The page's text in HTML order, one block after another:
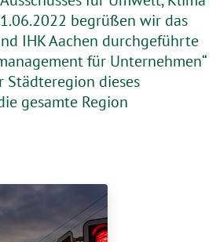
begrüßen wir das
IHK Aachen durchgeführte
für Unternehmen“
Städteregion dieses
gesamte Region